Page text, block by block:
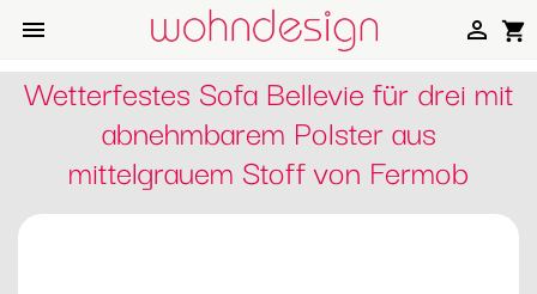
 shopping_cart

Wetterfestes Sofa Bellevie für drei mit
abnehmbarem Polster aus
mittelgrauem Stoff von Fermob